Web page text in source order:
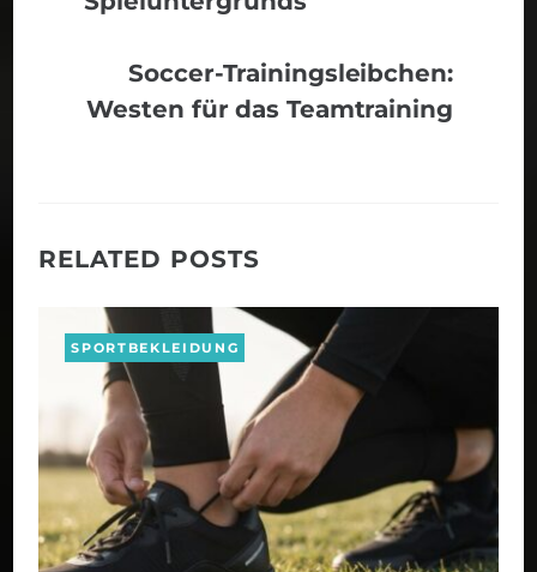
Soccer-Trainingsleibchen:
Westen für das Teamtraining
RELATED POSTS
SPORTBEKLEIDUNG